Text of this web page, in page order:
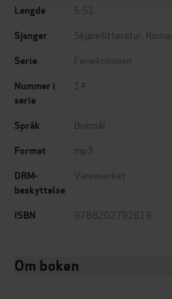
Lengde 5:51
Sjanger Skjønnlitteratur
Serie Feriekolonien
Nummer i
serie
14
Språk Bokmål
Format mp3
DRM-
beskyttelse
Vannmerket
ISBN 9788202792619
Om boken